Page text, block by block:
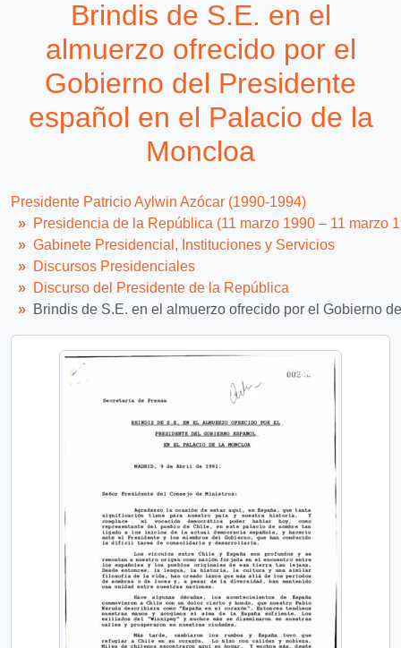
78 más...
Brindis de S.E. en el
almuerzo ofrecido por el
Gobierno del Presidente
español en el Palacio de la
Moncloa
Presidente Patricio Aylwin Azócar (1990-1994)
Presidencia de la República (11 marzo 1990 – 11 marzo
Gabinete Presidencial, Instituciones y Servicios
Discursos Presidenciales
Discurso del Presidente de la República
Brindis de S.E. en el almuerzo ofrecido por el Gobierno